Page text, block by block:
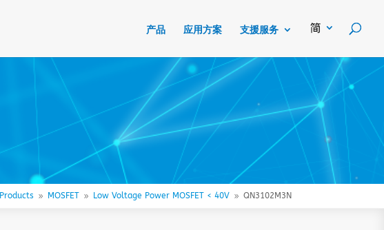
产品 应用方案 支援服务
Products 9 MOSFET 9 Low Voltage Power MOSFET < 40V 9 QN3102M3N